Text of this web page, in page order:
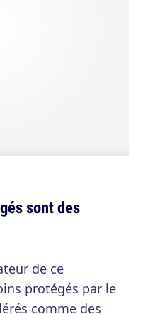
sont des
de ce
protégés par le
comme des